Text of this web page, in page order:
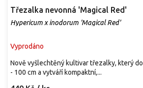
Třezalka nevonná 'Magical Red'
Hypericum x inodorum 'Magical Red'
Vyprodáno
Nově vyšlechtěný kultivar třezalky, který
- 100 cm a vytváří kompaktní,...